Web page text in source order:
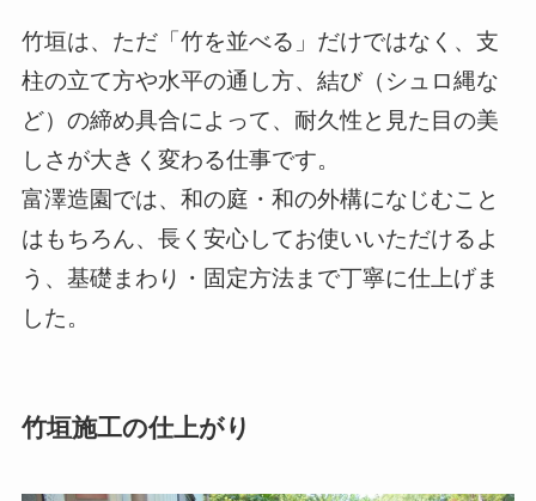
竹垣は、ただ「竹を並べる」だけではなく、支
柱の立て方や水平の通し方、結び（シュロ縄な
ど）の締め具合によって、耐久性と見た目の美
しさが大きく変わる仕事です。
富澤造園では、和の庭・和の外構になじむこと
はもちろん、長く安心してお使いいただけるよ
う、基礎まわり・固定方法まで丁寧に仕上げま
した。
竹垣施工の仕上がり